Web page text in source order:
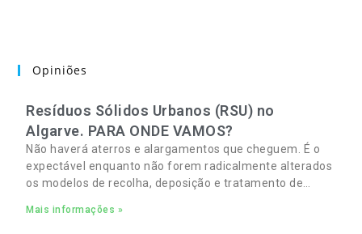
Opiniões
Resíduos Sólidos Urbanos (RSU) no
Algarve. PARA ONDE VAMOS?
Não haverá aterros e alargamentos que cheguem. É o
expectável enquanto não forem radicalmente alterados
os modelos de recolha, deposição e tratamento de
Mais informações »